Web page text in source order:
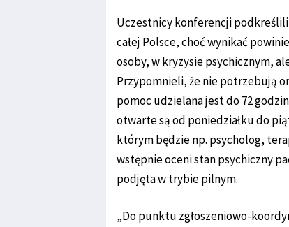
Uczestnicy konferencji
całej Polsce, choć wynikać
osoby, w kryzysie psychicznym,
Przypomnieli, że nie potrzebują
pomoc udzielana jest do 72
otwarte są od poniedziałku do
którym będzie np. psycholog,
wstępnie oceni stan psychiczny
podjęta w trybie pilnym.
„Do punktu zgłoszeniowo-